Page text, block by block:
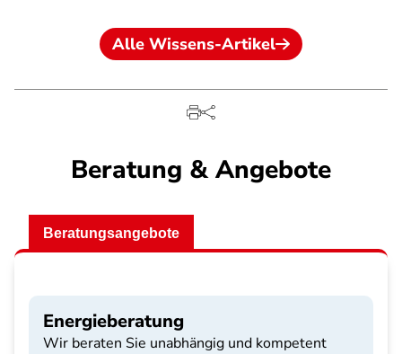
Alle Wissens-Artikel
Beratung & Angebote
Beratungsangebote
Energieberatung
Wir beraten Sie unabhängig und kompetent